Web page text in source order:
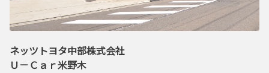
ネッツトヨタ中部株式会社
Ｕ－Ｃａｒ米野木